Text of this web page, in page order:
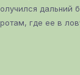
дальний
где ее в